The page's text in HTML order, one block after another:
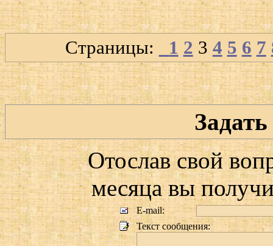
Страницы: 1 2 3 4 5 6 7
Отослав свой
месяца вы
E-mail:
Текст сообщения: